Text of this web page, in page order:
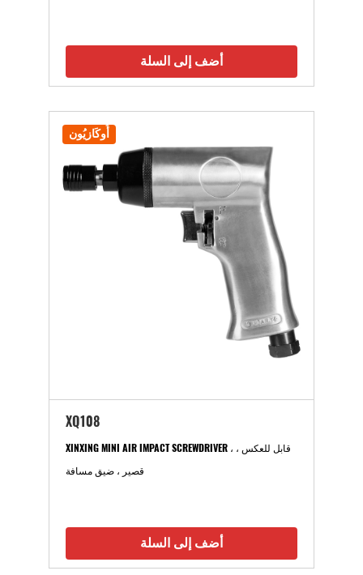
أضف إلى السلة
أُوكَازيُون
XQ108
XINXING MINI AIR IMPACT SCREWDRIVER ، قابل للعكس ،
قصير ، ضيق مسافة
أضف إلى السلة